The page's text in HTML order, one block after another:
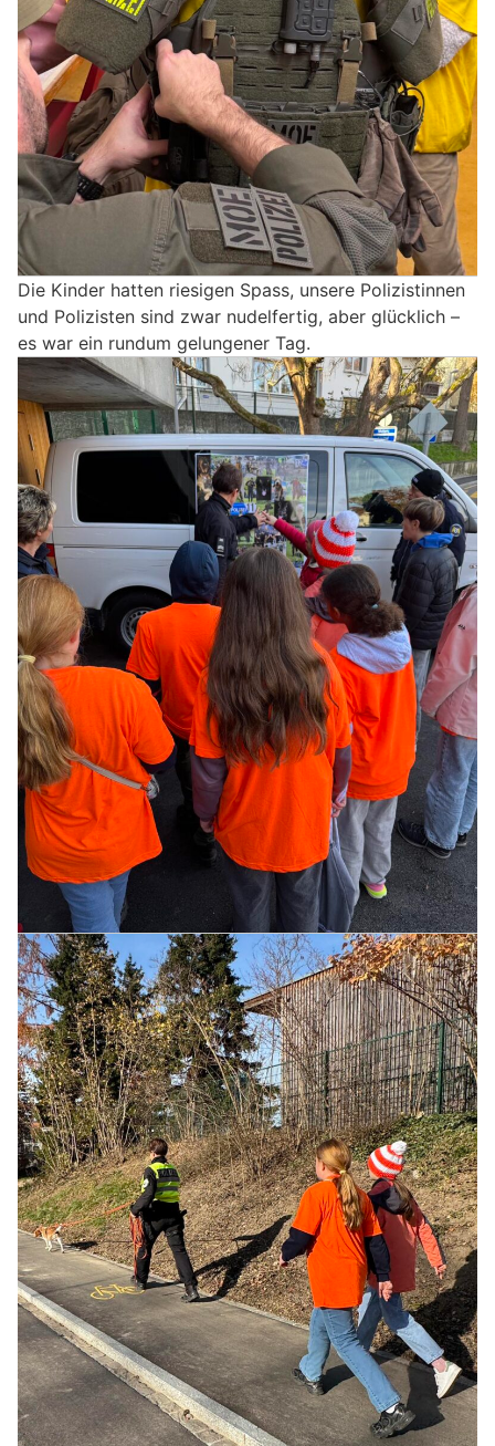
Die Kinder hatten riesigen Spass, unsere Polizistinnen
und Polizisten sind zwar nudelfertig, aber glücklich –
es war ein rundum gelungener Tag.